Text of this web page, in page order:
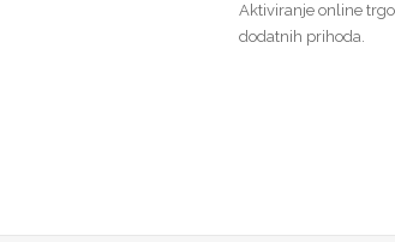
Aktiviranje online
dodatnih prihoda.